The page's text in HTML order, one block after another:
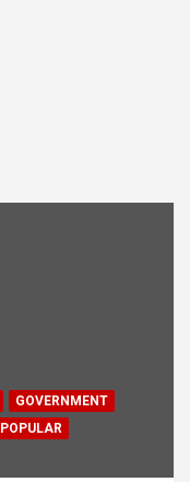
GOVERNMENT
POPULAR